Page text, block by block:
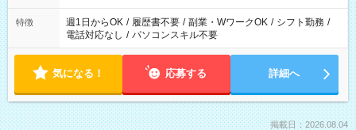
特徴 週1日からOK / 履歴書不要 / 副業・WワークOK / シフト勤務 /
電話対応なし / パソコンスキル不要
気になる！ 応募する 詳細へ
掲載日：2026.08.04